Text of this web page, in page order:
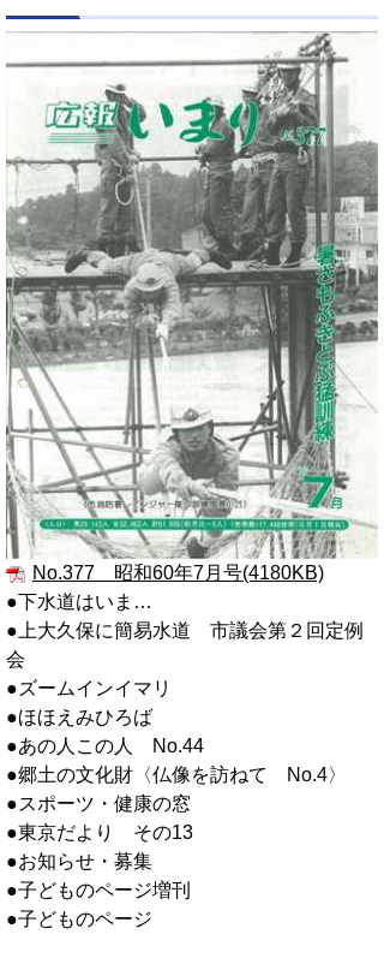
No.377 昭和60年7月号(4180KB)
●下水道はいま…
●上大久保に簡易水道 市議会第２回定例
会
●ズームインイマリ
●ほほえみひろば
●あの人この人 No.44
●郷土の文化財〈仏像を訪ねて No.4〉
●スポーツ・健康の窓
●東京だより その13
●お知らせ・募集
●子どものページ増刊
●子どものページ